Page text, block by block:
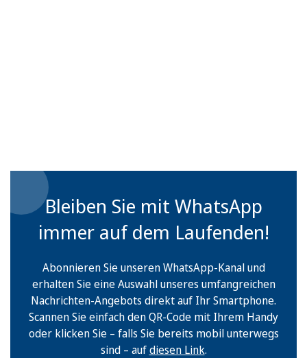
Bleiben Sie mit WhatsApp
immer auf dem Laufenden!
Abonnieren Sie unseren WhatsApp-Kanal und
erhalten Sie eine Auswahl unseres umfangreichen
Nachrichten-Angebots direkt auf Ihr Smartphone.
Scannen Sie einfach den QR-Code mit Ihrem Handy
oder klicken Sie – falls Sie bereits mobil unterwegs
sind – aufdiesen Link.